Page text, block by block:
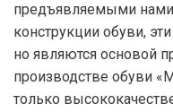
предъявляемыми
конструкции обуви,
но являются основой
производстве обуви
только